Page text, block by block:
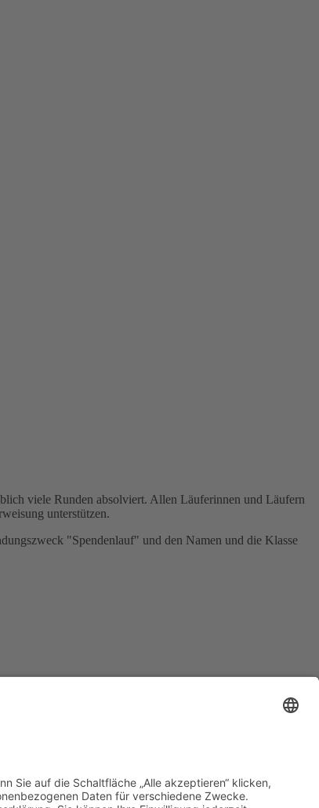
viele Runden absolviert. Allen Läuferinnen und Läufern
unterstützen.
"Spendenlauf" und den Namen und die Klasse